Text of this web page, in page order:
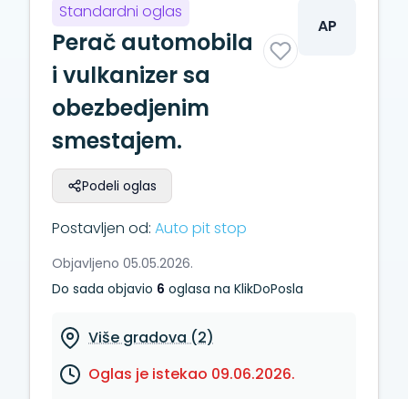
Standardni oglas
Perač automobila
i vulkanizer sa
obezbedjenim
smestajem.
Podeli oglas
AP
Postavljen od: Auto pit stop
Objavljeno 05.05.2026.
Do sada objavio 6 oglasa na KlikDoPosla
Više gradova (2)
Oglas je istekao 09.06.2026.